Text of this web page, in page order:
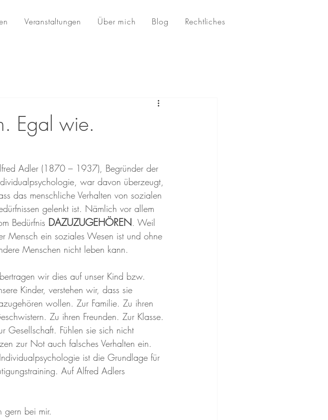
Veranstaltungen Über mich Blog Rechtliches
Egal wie.
Adler (1870 – 1937), Begründer der
war davon überzeugt,
das menschliche Verhalten von sozialen
gelenkt ist. Nämlich vor allem
Bedürfnis DAZUZUGEHÖREN. Weil
Mensch ein soziales Wesen ist und ohne
Menschen nicht leben kann.
wir dies auf unser Kind bzw.
Kinder, verstehen wir, dass sie
wollen. Zur Familie. Zu ihren
Zu ihren Freunden. Zur Klasse.
Gesellschaft. Fühlen sie sich nicht
zur Not auch falsches Verhalten ein.
ist die Grundlage für
Auf Alfred Adlers
gern bei mir.